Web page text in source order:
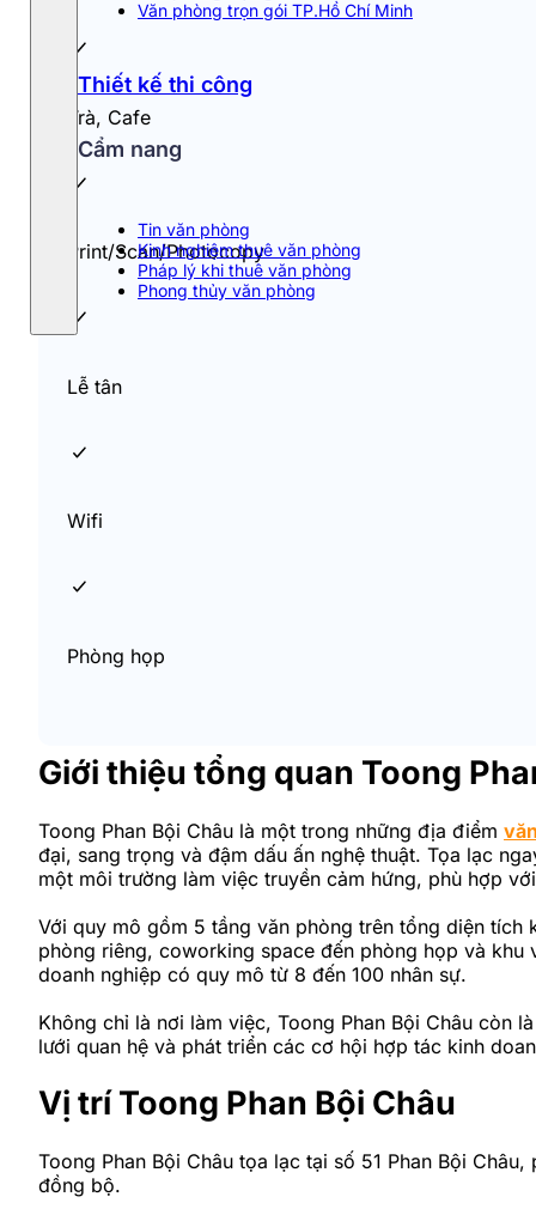
Văn phòng trọn gói TP.Hồ Chí Minh
Thiết kế thi công
Cẩm nang
Tin văn phòng
Kinh nghiệm thuê văn phòng
Pháp lý khi thuê văn phòng
Phong thủy văn phòng
Trà, Cafe
Print/Scan/Photocopy
Lễ tân
Wifi
Phòng họp
Giới thiệu tổng quan Toong
Toong Phan Bội Châu là một trong những địa điểm
đại, sang trọng và đậm dấu ấn nghệ thuật. Tọa lạc
một môi trường làm việc truyền cảm hứng, phù hợp
Với quy mô gồm 5 tầng văn phòng trên tổng diện tích
phòng riêng, coworking space đến phòng họp và
doanh nghiệp có quy mô từ 8 đến 100 nhân sự.
Không chỉ là nơi làm việc, Toong Phan Bội Châu còn
lưới quan hệ và phát triển các cơ hội hợp tác kinh
Vị trí Toong Phan Bội Châu
Toong Phan Bội Châu tọa lạc tại số 51 Phan Bội
đồng bộ.